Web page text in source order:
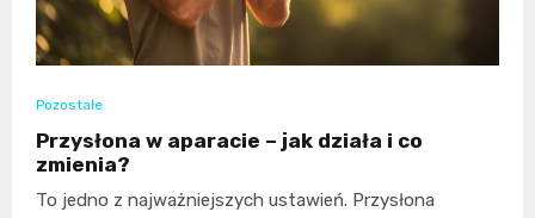
Pozostałe
Przysłona w aparacie – jak działa i co
zmienia?
To jedno z najważniejszych ustawień. Przysłona